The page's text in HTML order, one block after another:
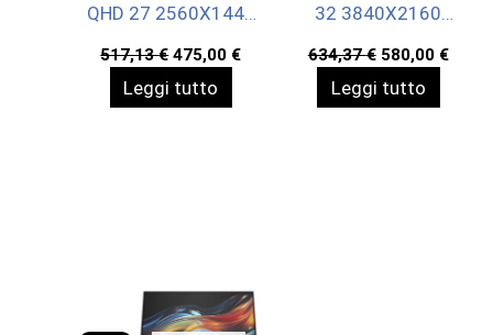
QHD 27 2560X1440
517,13€ Il
prezzo
originale
era:
475,00 €Il
prezzo
Leggi tutto
32 3840X2160
634,37€ Il
prezzo
originale
era:
580,00 €Il
Leggi tutto